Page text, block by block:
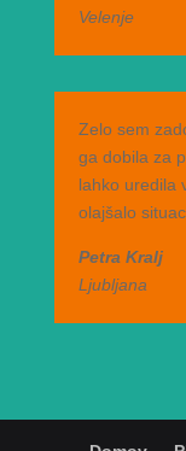
Velenje
Zelo sem
ga dobila za
lahko uredila
olajšalo
Petra Kralj
Ljubljana